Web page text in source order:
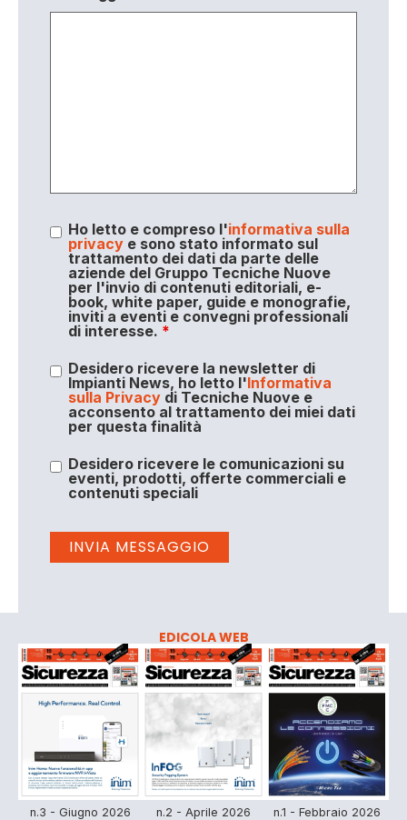
Ho letto e compreso l'informativa sulla
privacye sono stato informato sul
trattamento dei dati da parte delle
aziende del Gruppo Tecniche Nuove
per l'invio di contenuti editoriali, e-
book, white paper, guide e monografie,
inviti a eventi e convegni professionali
di interesse. *
Desidero ricevere la newsletter di
Impianti News, ho letto l'Informativa
sulla Privacydi Tecniche Nuove e
acconsento al trattamento dei miei dati
per questa finalità
Desidero ricevere le comunicazioni su
eventi, prodotti, offerte commerciali e
contenuti speciali
EDICOLA WEB
n.3 - Giugno 2026 n.2 - Aprile 2026 n.1 - Febbraio 2026